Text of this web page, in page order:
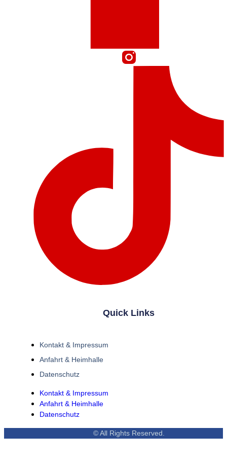
Quick Links
Kontakt & Impressum
Anfahrt & Heimhalle
Datenschutz
Kontakt & Impressum
Anfahrt & Heimhalle
Datenschutz
© All Rights Reserved.